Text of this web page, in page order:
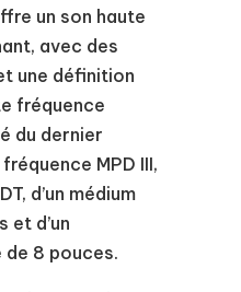
un son haute
avec des
une définition
fréquence
du dernier
MPD III,
d’un médium
et d’un
8 pouces.